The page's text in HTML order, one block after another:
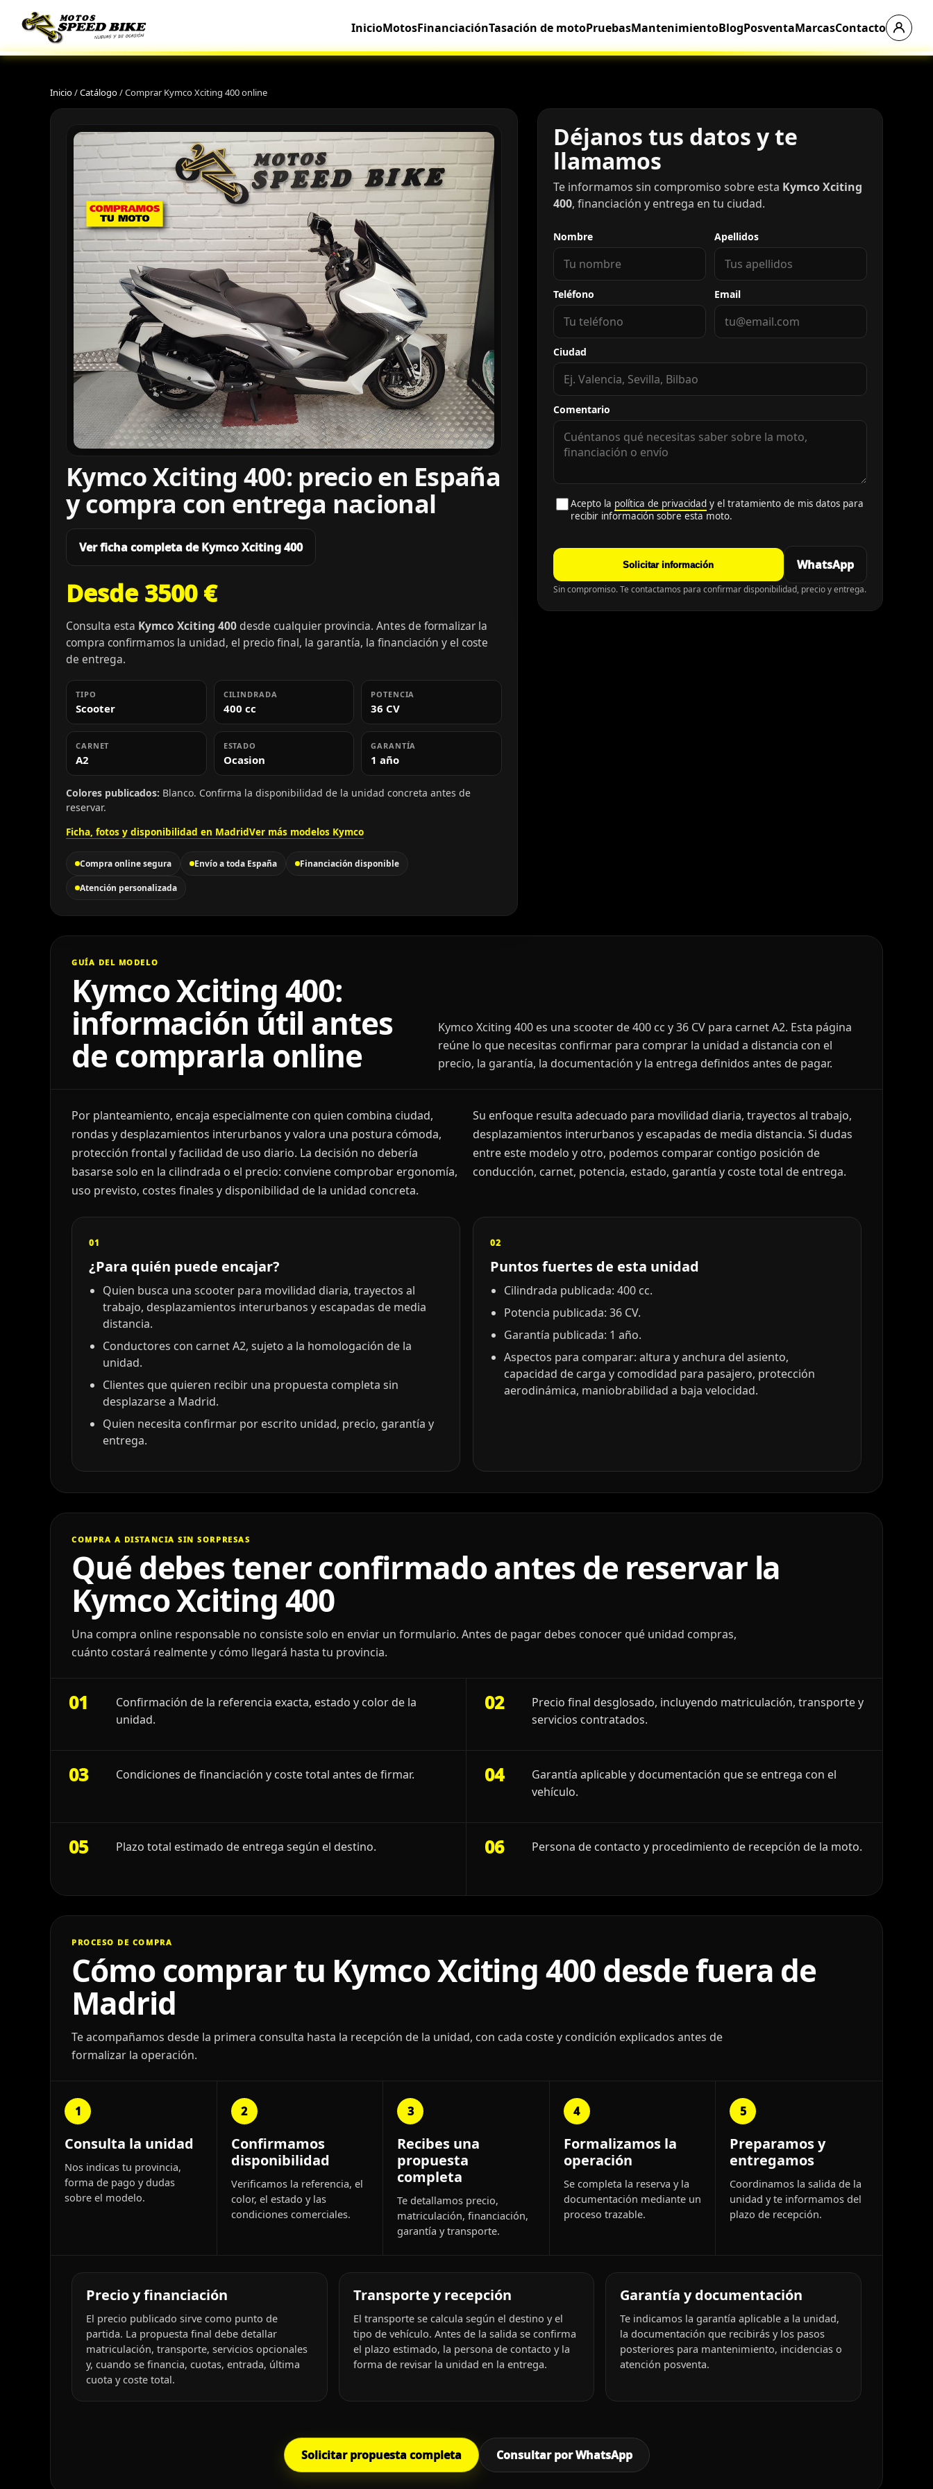
InicioMotosFinanciaciónTasación de motoPruebasMantenimientoBlogPosventaMarcasContacto
Inicio/Catálogo/Comprar Kymco Xciting 400 online
Kymco Xciting 400: precio en España
y compra con entrega nacional
Ver ficha completa de Kymco Xciting 400
Desde 3500 €
Consulta esta Kymco Xciting 400 desde cualquier provincia. Antes de formalizar la
compra confirmamos la unidad, el precio final, la garantía, la financiación y el coste
de entrega.
TIPO
Scooter
CILINDRADA
400 cc
POTENCIA
36 CV
CARNET
A2
ESTADO
Ocasion
GARANTÍA
1 año
Colores publicados: Blanco. Confirma la disponibilidad de la unidad concreta antes de
reservar.
Ficha, fotos y disponibilidad en MadridVer más modelos Kymco
Compra online segura Envío a toda España Financiación disponible
Atención personalizada
Déjanos tus datos y te
llamamos
Te informamos sin compromiso sobre esta Kymco Xciting
400, financiación y entrega en tu ciudad.
Nombre Apellidos
Teléfono Email
Ciudad
Comentario
Acepto la política de privacidady el tratamiento de mis datos para
recibir información sobre esta moto.
Solicitar información WhatsApp
Sin compromiso. Te contactamos para confirmar disponibilidad, precio y entrega.
GUÍA DEL MODELO
Kymco Xciting 400:
información útil antes
de comprarla online
Kymco Xciting 400 es una scooter de 400 cc y 36 CV para carnet A2. Esta página
reúne lo que necesitas confirmar para comprar la unidad a distancia con el
precio, la garantía, la documentación y la entrega definidos antes de pagar.
Por planteamiento, encaja especialmente con quien combina ciudad,
rondas y desplazamientos interurbanos y valora una postura cómoda,
protección frontal y facilidad de uso diario. La decisión no debería
basarse solo en la cilindrada o el precio: conviene comprobar ergonomía,
uso previsto, costes finales y disponibilidad de la unidad concreta.
Su enfoque resulta adecuado para movilidad diaria, trayectos al trabajo,
desplazamientos interurbanos y escapadas de media distancia. Si dudas
entre este modelo y otro, podemos comparar contigo posición de
conducción, carnet, potencia, estado, garantía y coste total de entrega.
01
¿Para quién puede encajar?
Quien busca una scooter para movilidad diaria, trayectos al
trabajo, desplazamientos interurbanos y escapadas de media
distancia.
Conductores con carnet A2, sujeto a la homologación de la
unidad.
Clientes que quieren recibir una propuesta completa sin
desplazarse a Madrid.
Quien necesita confirmar por escrito unidad, precio, garantía y
entrega.
02
Puntos fuertes de esta unidad
Cilindrada publicada: 400 cc.
Potencia publicada: 36 CV.
Garantía publicada: 1 año.
Aspectos para comparar: altura y anchura del asiento,
capacidad de carga y comodidad para pasajero, protección
aerodinámica, maniobrabilidad a baja velocidad.
COMPRA A DISTANCIA SIN SORPRESAS
Qué debes tener confirmado antes de reservar la
Kymco Xciting 400
Una compra online responsable no consiste solo en enviar un formulario. Antes de pagar debes conocer qué unidad compras,
cuánto costará realmente y cómo llegará hasta tu provincia.
01
Confirmación de la referencia exacta, estado y color de la
unidad.
02
Precio final desglosado, incluyendo matriculación, transporte y
servicios contratados.
03 Condiciones de financiación y coste total antes de firmar. 04
Garantía aplicable y documentación que se entrega con el
vehículo.
05 Plazo total estimado de entrega según el destino. 06 Persona de contacto y procedimiento de recepción de la moto.
PROCESO DE COMPRA
Cómo comprar tu Kymco Xciting 400 desde fuera de
Madrid
Te acompañamos desde la primera consulta hasta la recepción de la unidad, con cada coste y condición explicados antes de
formalizar la operación.
1
Consulta la unidad
Nos indicas tu provincia,
forma de pago y dudas
sobre el modelo.
2
Confirmamos
disponibilidad
Verificamos la referencia, el
color, el estado y las
condiciones comerciales.
3
Recibes una
propuesta
completa
Te detallamos precio,
matriculación, financiación,
garantía y transporte.
4
Formalizamos la
operación
Se completa la reserva y la
documentación mediante un
proceso trazable.
5
Preparamos y
entregamos
Coordinamos la salida de la
unidad y te informamos del
plazo de recepción.
Precio y financiación
El precio publicado sirve como punto de
partida. La propuesta final debe detallar
matriculación, transporte, servicios opcionales
y, cuando se financia, cuotas, entrada, última
cuota y coste total.
Transporte y recepción
El transporte se calcula según el destino y el
tipo de vehículo. Antes de la salida se confirma
el plazo estimado, la persona de contacto y la
forma de revisar la unidad en la entrega.
Garantía y documentación
Te indicamos la garantía aplicable a la unidad,
la documentación que recibirás y los pasos
posteriores para mantenimiento, incidencias o
atención posventa.
Solicitar propuesta completa Consultar por WhatsApp